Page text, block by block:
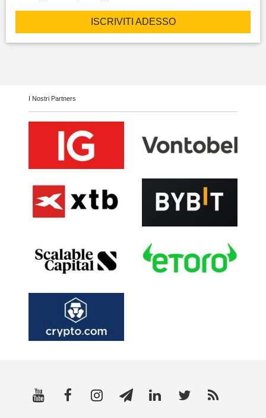
ISCRIVITI ADESSO
I Nostri Partners